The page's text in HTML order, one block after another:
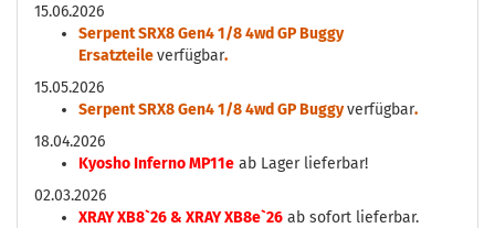
15.06.2026
Serpent SRX8 Gen4 1/8 4wd GP Buggy
Ersatzteileverfügbar.
15.05.2026
Serpent SRX8 Gen4 1/8 4wd GP Buggyverfügbar.
18.04.2026
Kyosho Inferno MP11e ab Lager lieferbar!
02.03.2026
XRAY XB8`26 & XRAY XB8e`26 ab sofort lieferbar.